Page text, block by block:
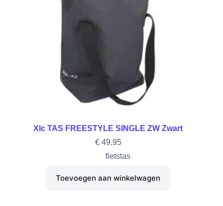
Xlc TAS FREESTYLE SINGLE ZW Zwart
€49,95
fietstas
Toevoegen aan winkelwagen